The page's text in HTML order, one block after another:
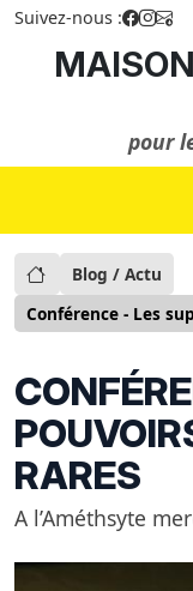
Suivez-nous :
pour
Blog / Actu
Conférence - Les
RARES
A l’Améthsyte